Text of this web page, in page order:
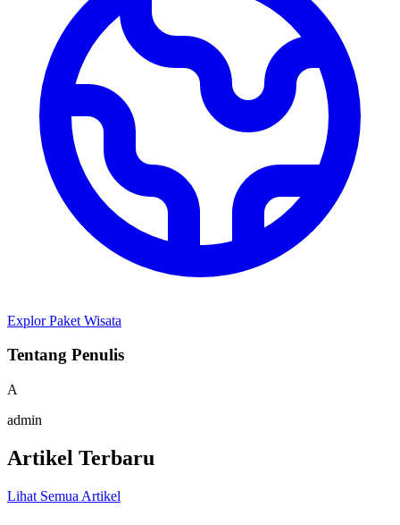
Explor Paket Wisata
Tentang Penulis
A
admin
Artikel Terbaru
Lihat Semua Artikel